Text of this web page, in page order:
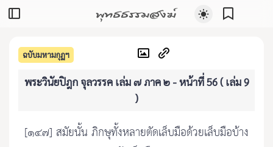
พุทธธรรมสงฆ์
ฉบับมหามกุฏฯ
พระวินัยปิฎก จุลวรรค เล่ม ๗ ภาค ๒ - หน้าที่ 56 ( เล่ม 9
)
[๑๔๗] สมัยนั้น ภิกษุทั้งหลายตัดเล็บมือด้วยเล็บมือบ้าง